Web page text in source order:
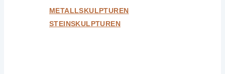
METALLSKULPTUREN
STEINSKULPTUREN